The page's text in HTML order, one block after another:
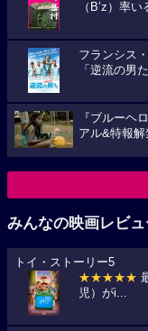
（B’z）率
フランシス
「逆流の男
『ブルーヘ
アル&特報
みんなの映画レビ
トイ・ストーリー5
★★★★★
児）がi...